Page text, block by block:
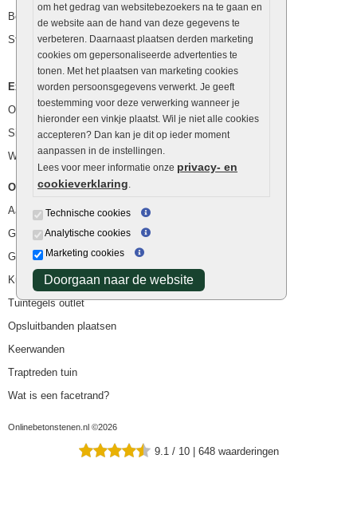
om het gedrag van websitebezoekers na te gaan en
de website aan de hand van deze gegevens te
verbeteren. Daarnaast plaatsen derden marketing
cookies om gepersonaliseerde advertenties te
tonen. Met het plaatsen van marketing cookies
worden persoonsgegevens verwerkt. Je geeft
toestemming voor deze verwerking wanneer je
hieronder een vinkje plaatst. Wil je niet alle cookies
accepteren? Dan kan je dit op ieder moment
aanpassen in de instellingen.
Lees voor meer informatie onze privacy- en
cookieverklaring
Technische cookies
Analytische cookies
Marketing cookies
Doorgaan naar de website
Betonblokken
Stapelstenen
Extra benodigdheden
Ophoogzand
Siergrind en siersplit
Waterafvoer
Overig
Aanbiedingen
Goedkope bestrating
Goedkope tuintegels
Kunstgras
Tuintegels outlet
Opsluitbanden plaatsen
Keerwanden
Traptreden tuin
Wat is een facetrand?
Onlinebetonstenen.nl ©2026
9.1 / 10 | 648 waarderingen